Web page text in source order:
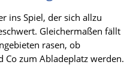
ins Spiel, der sich allzu
Gleichermaßen fällt
rasen, ob
Co zum Abladeplatz werden.